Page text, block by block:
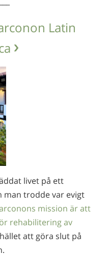
Latin
livet på ett
man trodde var evigt
mission är att
rehabilitering av
att göra slut på